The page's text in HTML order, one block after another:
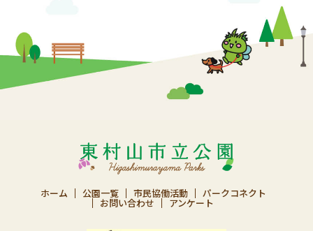
ホーム 公園一覧 市民協働活動 パークコネクト
お問い合わせ アンケート